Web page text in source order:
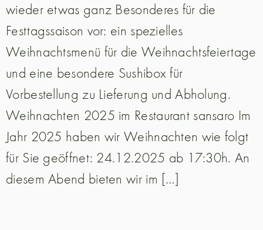
wieder etwas ganz Besonderes für die
Festtagssaison vor: ein spezielles
Weihnachtsmenü für die Weihnachtsfeiertage
und eine besondere Sushibox für
Vorbestellung zu Lieferung und Abholung.
Weihnachten 2025 im Restaurant sansaro Im
Jahr 2025 haben wir Weihnachten wie folgt
für Sie geöffnet: 24.12.2025 ab 17:30h. An
diesem Abend bieten wir im […]